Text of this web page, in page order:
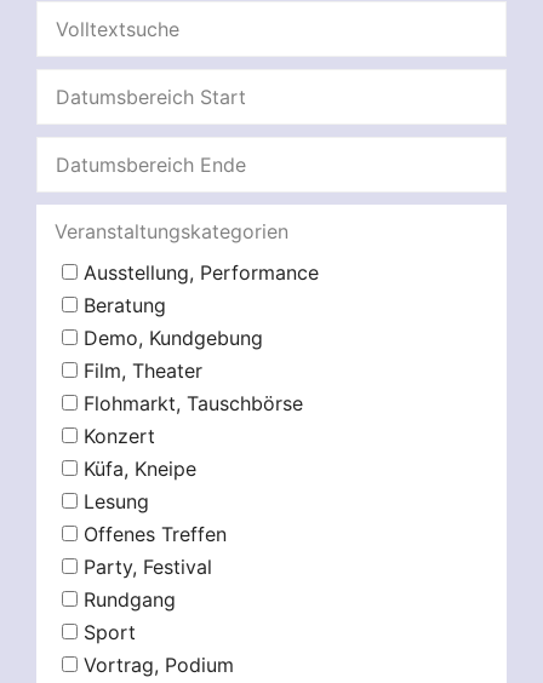
Veranstaltungskategorien
Ausstellung, Performance
Beratung
Demo, Kundgebung
Film, Theater
Flohmarkt, Tauschbörse
Konzert
Küfa, Kneipe
Lesung
Offenes Treffen
Party, Festival
Rundgang
Sport
Vortrag, Podium